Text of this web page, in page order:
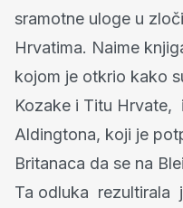
sramotne uloge u
Hrvatima. Naime
kojom je otkrio kako
Kozake i Titu
Aldingtona, koji je
Britanaca da se na
Ta odluka rezultirala